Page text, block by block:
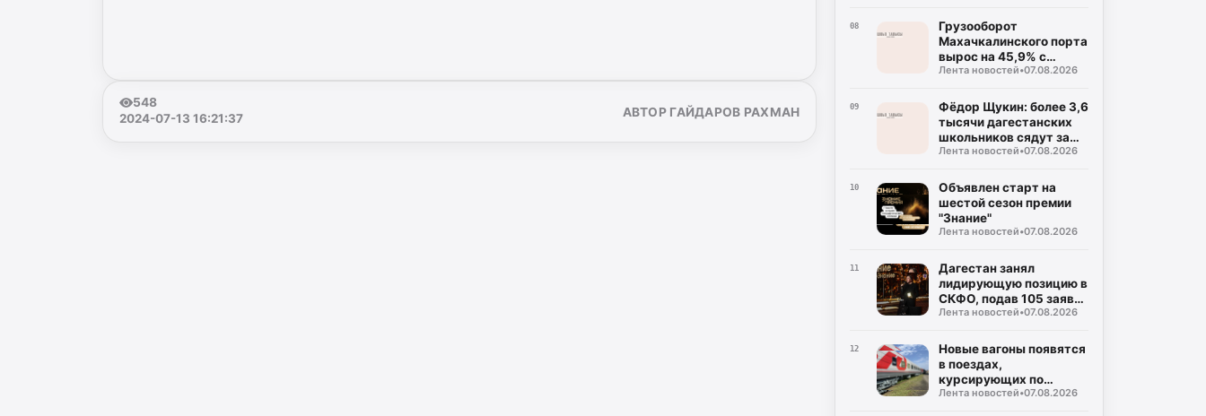
548
2024-07-13 16:21:37
АВТОР ГАЙДАРОВ РАХМАН
08
Грузооборот
Махачкалинского порта
вырос на 45,9% с
начала года
Лента новостей•07.08.2026
09
Фёдор Щукин: более 3,6
тысячи дагестанских
школьников сядут за
парты новых школ уже
Лента новостей•07.08.2026
10
Объявлен старт на
шестой сезон премии
"Знание"
Лента новостей•07.08.2026
11
Дагестан занял
лидирующую позицию в
СКФО, подав 105 заявок
на награду
Лента новостей•07.08.2026
12
Новые вагоны появятся
в поездах,
курсирующих по
маршруту Дербент-
Лента новостей•07.08.2026